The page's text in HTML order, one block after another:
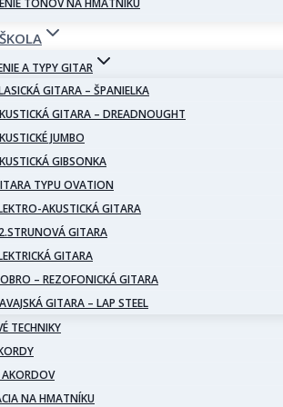
TÓNOV NA HMATNÍKU
A TYPY GITAR
GITARA – ŠPANIELKA
GITARA – DREADNOUGHT
JUMBO
GIBSONKA
TYPU OVATION
AKUSTICKÁ GITARA
GITARA
GITARA
– REZOFONICKÁ GITARA
GITARA – LAP STEEL
TECHNIKY
NA HMATNÍKU